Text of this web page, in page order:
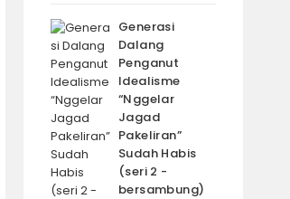
Generasi
Dalang
Penganut
Idealisme
“Nggelar
Jagad
Pakeliran”
Sudah Habis
(seri 2 -
bersambung)